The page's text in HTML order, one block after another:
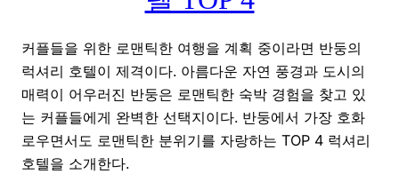
커플들을 위한 로맨틱한 여행을 계획 중이라면 반둥의
럭셔리 호텔이 제격이다. 아름다운 자연 풍경과 도시의
매력이 어우러진 반둥은 로맨틱한 숙박 경험을 찾고 있
는 커플들에게 완벽한 선택지이다. 반둥에서 가장 호화
로우면서도 로맨틱한 분위기를 자랑하는 TOP 4 럭셔리
호텔을 소개한다.